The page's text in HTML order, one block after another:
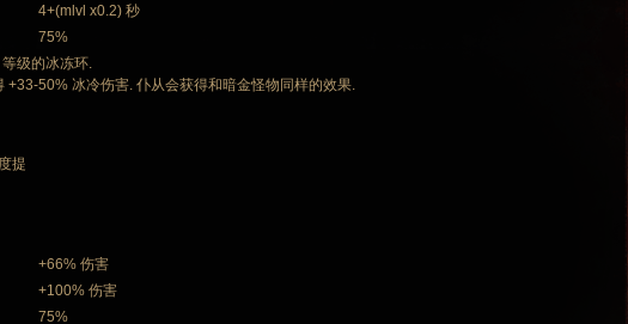
4+(mlvl x0.2) 秒
75%
级的冰冻环.
+33-50% 冰冷伤害. 仆从会获得和暗金怪物同样的效果.
提
+66% 伤害
+100% 伤害
75%